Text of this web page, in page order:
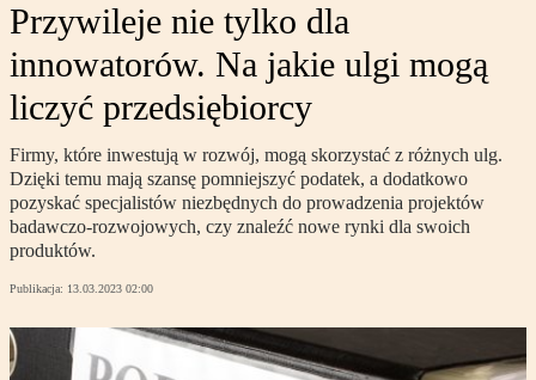
Przywileje nie tylko dla
innowatorów. Na jakie ulgi mogą
liczyć przedsiębiorcy
Firmy, które inwestują w rozwój, mogą skorzystać z różnych ulg.
Dzięki temu mają szansę pomniejszyć podatek, a dodatkowo
pozyskać specjalistów niezbędnych do prowadzenia projektów
badawczo-rozwojowych, czy znaleźć nowe rynki dla swoich
produktów.
Publikacja: 13.03.2023 02:00